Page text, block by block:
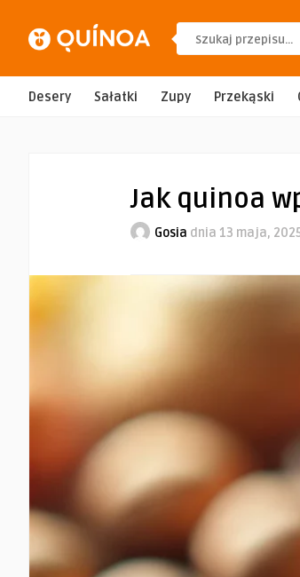
Desery Sałatki Zupy Przekąski
Jak quinoa
Gosia dnia 13 maja,